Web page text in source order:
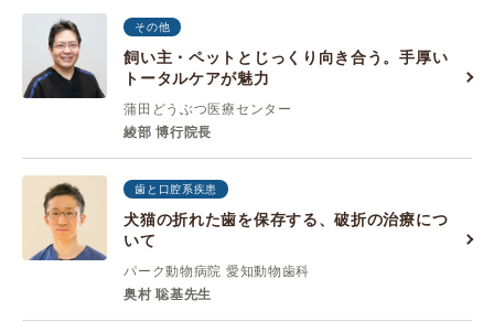
その他
飼い主・ペットとじっくり向き合う。手厚い
トータルケアが魅力
蒲田どうぶつ医療センター
綾部 博行院長
歯と口腔系疾患
犬猫の折れた歯を保存する、破折の治療につ
いて
パーク動物病院 愛知動物歯科
奥村 聡基先生